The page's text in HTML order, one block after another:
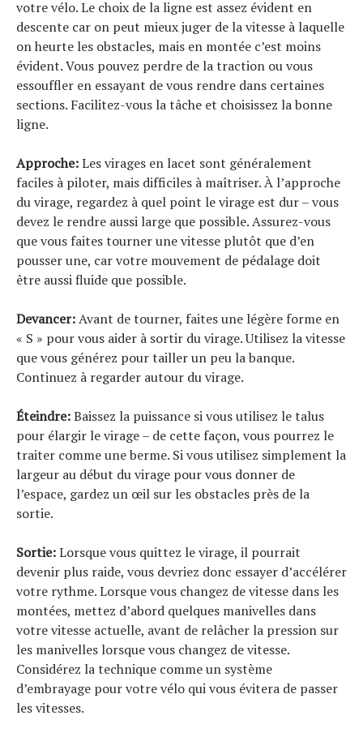
votre vélo. Le choix de la ligne est assez évident en
descente car on peut mieux juger de la vitesse à laquelle
on heurte les obstacles, mais en montée c’est moins
évident. Vous pouvez perdre de la traction ou vous
essouffler en essayant de vous rendre dans certaines
sections. Facilitez-vous la tâche et choisissez la bonne
ligne.
Approche:Les virages en lacet sont généralement
faciles à piloter, mais difficiles à maîtriser. À l’approche
du virage, regardez à quel point le virage est dur – vous
devez le rendre aussi large que possible. Assurez-vous
que vous faites tourner une vitesse plutôt que d’en
pousser une, car votre mouvement de pédalage doit
être aussi fluide que possible.
Devancer:Avant de tourner, faites une légère forme en
« S » pour vous aider à sortir du virage. Utilisez la vitesse
que vous générez pour tailler un peu la banque.
Continuez à regarder autour du virage.
Éteindre:Baissez la puissance si vous utilisez le talus
pour élargir le virage – de cette façon, vous pourrez le
traiter comme une berme. Si vous utilisez simplement la
largeur au début du virage pour vous donner de
l’espace, gardez un œil sur les obstacles près de la
sortie.
Sortie:Lorsque vous quittez le virage, il pourrait
devenir plus raide, vous devriez donc essayer d’accélérer
votre rythme. Lorsque vous changez de vitesse dans les
montées, mettez d’abord quelques manivelles dans
votre vitesse actuelle, avant de relâcher la pression sur
les manivelles lorsque vous changez de vitesse.
Considérez la technique comme un système
d’embrayage pour votre vélo qui vous évitera de passer
les vitesses.
S
e
a
r
c
h
f
o
r
: